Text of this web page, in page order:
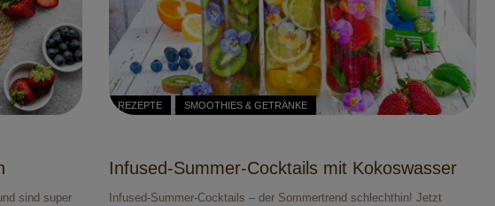
sind super
REZEPTE SMOOTHIES & GETRÄNKE
Infused-Summer-Cocktails mit Kokoswasser
Infused-Summer-Cocktails – der Sommertrend schlechthin! Jetzt